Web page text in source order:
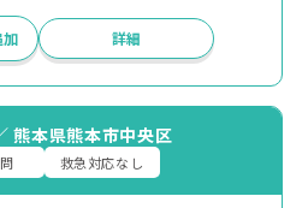
加 詳細
熊本県熊本市中央区
救急対応なし